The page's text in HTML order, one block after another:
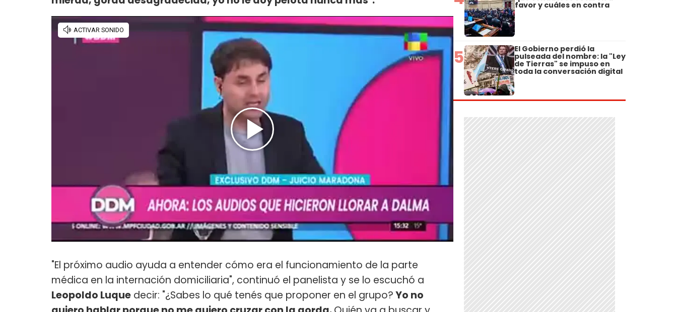
"El próximo audio ayuda a entender cómo era el funcionamiento de la parte
médica en la internación domiciliaria", continuó el panelista y se lo escuchó a
Leopoldo Luque decir: "¿Sabes lo qué tenés que proponer en el grupo?Yo no
favor y cuáles en contra
5 El Gobierno perdió la
pulseada del nombre: la "Ley
de Tierras" se impuso en
toda la conversación digital